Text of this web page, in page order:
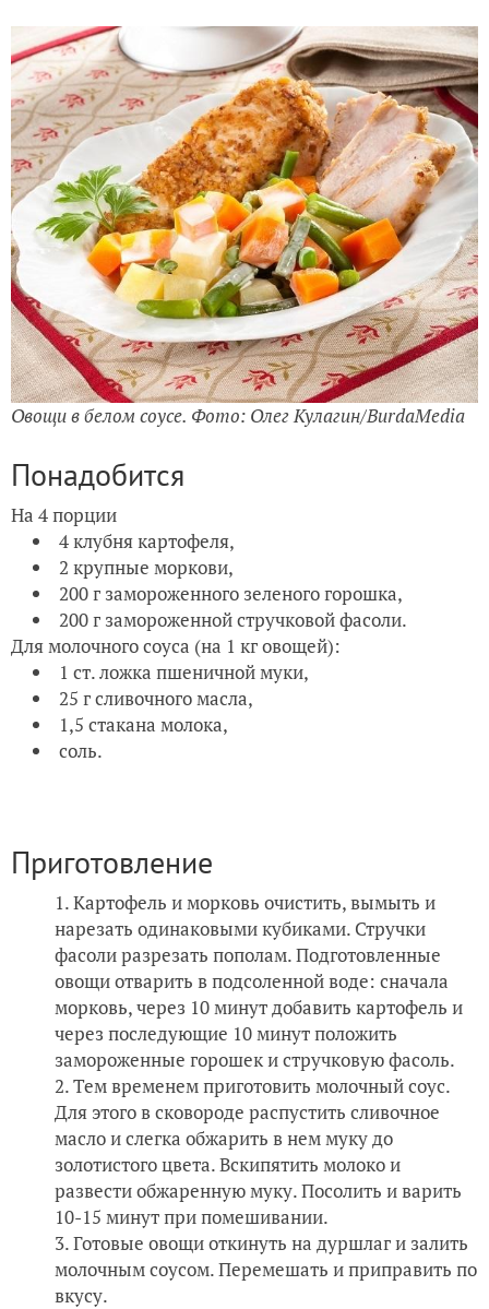
Овощи в белом соусе. Фото: Олег Кулагин/BurdaMedia
Понадобится
На 4 порции
4 клубня картофеля,
2 крупные моркови,
200 г замороженного зеленого горошка,
200 г замороженной стручковой фасоли.
Для молочного соуса (на 1 кг овощей):
1 ст. ложка пшеничной муки,
25 г сливочного масла,
1,5 стакана молока,
соль.
Приготовление
Картофель и морковь очистить, вымыть и
нарезать одинаковыми кубиками. Стручки
фасоли разрезать пополам. Подготовленные
овощи отварить в подсоленной воде: сначала
морковь, через 10 минут добавить картофель и
через последующие 10 минут положить
замороженные горошек и стручковую фасоль.
Тем временем приготовить молочный соус.
Для этого в сковороде распустить сливочное
масло и слегка обжарить в нем муку до
золотистого цвета. Вскипятить молоко и
развести обжаренную муку. Посолить и варить
10-15 минут при помешивании.
Готовые овощи откинуть на дуршлаг и залить
молочным соусом. Перемешать и приправить по
вкусу.